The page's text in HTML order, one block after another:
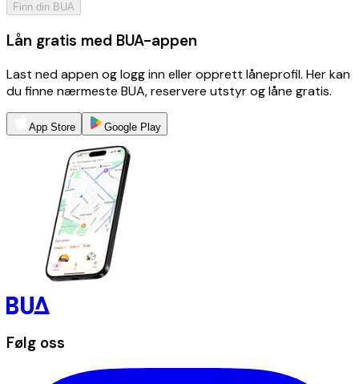
Finn din BUA
Lån gratis med BUA-appen
Last ned appen og logg inn eller opprett låneprofil. Her kan
du finne nærmeste BUA, reservere utstyr og låne gratis.
App Store Google Play
Følg oss